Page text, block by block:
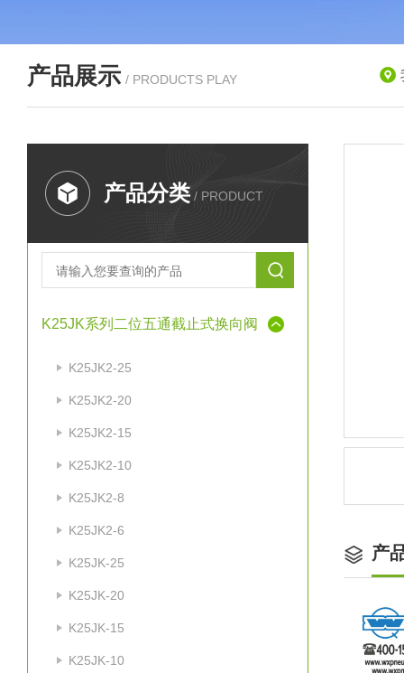
产品展示 / PRODUCTS PLAY
产品分类 / PRODUCT
K25JK系列二位五通截止式换向阀
K25JK2-25
K25JK2-20
K25JK2-15
K25JK2-10
K25JK2-8
K25JK2-6
K25JK-25
K25JK-20
K25JK-15
K25JK-10
产